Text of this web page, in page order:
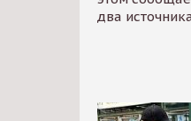
два